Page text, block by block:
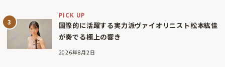
PICK UP
国際的に活躍する実力派ヴァイオリニスト松本紘佳
が奏でる極上の響き
2026年8月2日